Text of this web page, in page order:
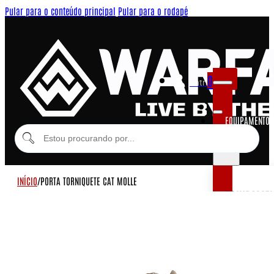
Pular para o conteúdo principal Pular para o rodapé
Entrar
0
EQUIPAMENTOS
INÍCIO/PORTA TORNIQUETE CAT MOLLE